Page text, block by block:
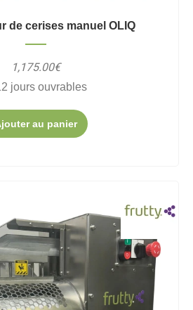
de cerises manuel OLIQ
1,175.00€
jours ouvrables
au panier